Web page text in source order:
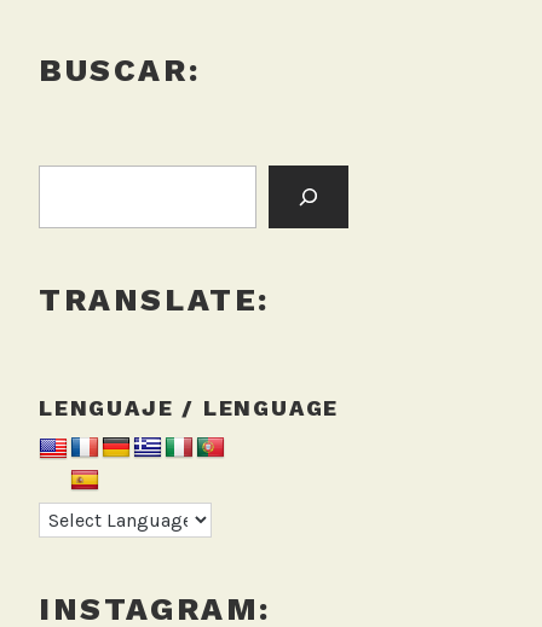
BUSCAR:
TRANSLATE:
LENGUAJE / LENGUAGE
INSTAGRAM: